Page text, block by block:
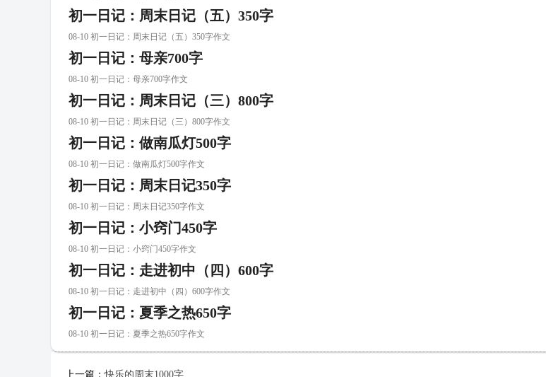
初一日记：周末日记（五）350字
08-10 初一日记：周末日记（五）350字作文
初一日记：母亲700字
08-10 初一日记：母亲700字作文
初一日记：周末日记（三）800字
08-10 初一日记：周末日记（三）800字作文
初一日记：做南瓜灯500字
08-10 初一日记：做南瓜灯500字作文
初一日记：周末日记350字
08-10 初一日记：周末日记350字作文
初一日记：小窍门450字
08-10 初一日记：小窍门450字作文
初一日记：走进初中（四）600字
08-10 初一日记：走进初中（四）600字作文
初一日记：夏季之热650字
08-10 初一日记：夏季之热650字作文
上一篇：快乐的周末1000字